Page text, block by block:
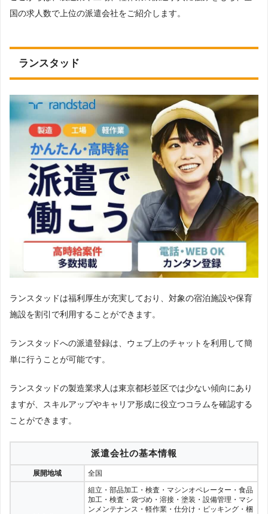
登録方法 WEB登録（WEB面談）・来社登録
来社登録の
会場
パソナ東京キャリアセンター
パソナ新宿キャリアセンター：東京都新宿区西新宿1-25-1
パソナ・池袋：東京都豊島区西池袋1-3-6 アウルコート9階
パソナ渋谷キャリアセンター：東京都渋谷区道玄坂1-16-10
パソナ品川キャリアセンター ：東京都港区港南2-16-4 品
川グランドセントラルタワー5階
パソナの公式ページで詳細を見る
関連記事: パソナの口コミ
国の求人数で上位の派遣会社をご紹介します。
ランスタッド
ランスタッドは福利厚生が充実しており、対象の宿泊施設や保育
施設を割引で利用することができます。
ランスタッドへの派遣登録は、ウェブ上のチャットを利用して簡
単に行うことが可能です。
ランスタッドの製造業求人は東京都杉並区では少ない傾向にあり
ますが、スキルアップやキャリア形成に役立つコラムを確認する
ことができます。
派遣会社の基本情報
展開地域 全国
組立・部品加工・検査・マシンオペレーター・食品
加工・検査・袋づめ・溶接・塗装・設備管理・マシ
ンメンテナンス・軽作業・仕分け・ピッキング・梱